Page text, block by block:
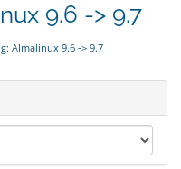
9.6 -> 9.7
Almalinux 9.6 -> 9.7